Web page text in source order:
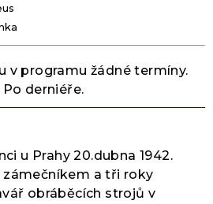
v programu žádné termíny.
Po derniéře.
u Prahy 20.dubna 1942.
zámečníkem a tři roky
obráběcích strojů v